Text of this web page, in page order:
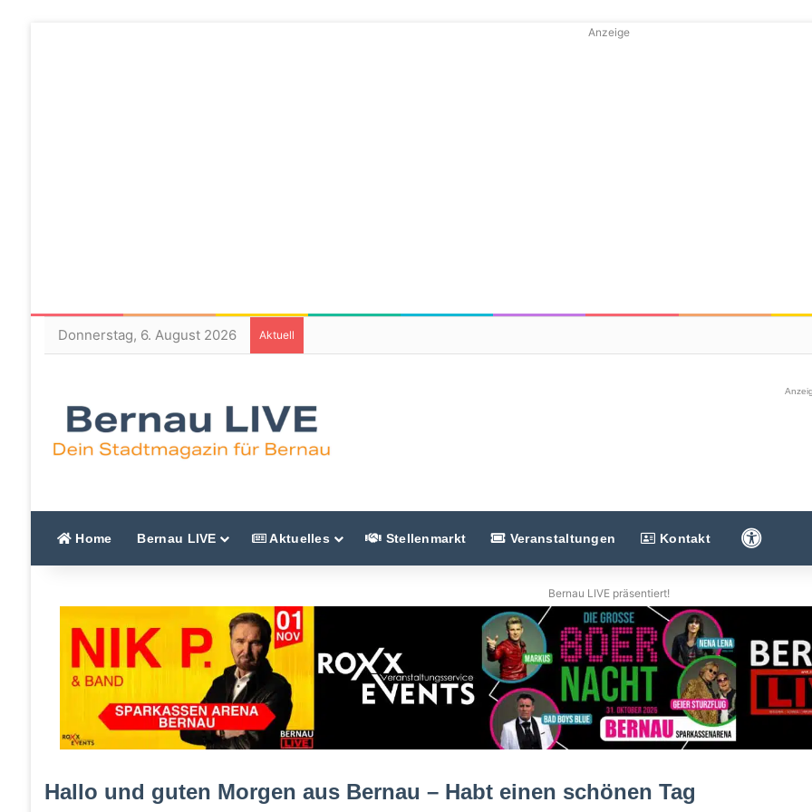
Anzeige
Donnerstag, 6. August 2026 Aktuell
Home Bernau LIVE Aktuelles Stellenmarkt Veranstaltungen Kontakt
Bernau LIVE präsentiert!
Hallo und guten Morgen aus Bernau – Habt einen schönen Tag